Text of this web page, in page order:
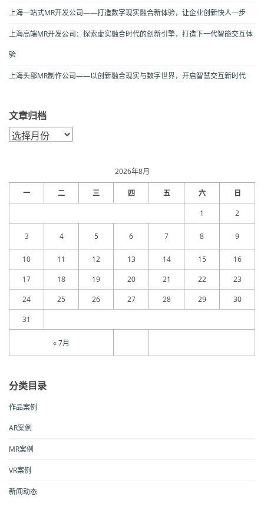
上海一站式MR开发公司——打造数字现实融合新体验，让企业创新快人一步
上海高端MR开发公司：探索虚实融合时代的创新引擎，打造下一代智能交互体
验
上海头部MR制作公司——以创新融合现实与数字世界，开启智慧交互新时代
文章归档
文
章
2026年8月
一 二 三 四 五 六 日
« 7月
1 2
3 4 5 6 7 8 9
10 11 12 13 14 15
16
17
18 19 20 21 22
23
24
25 26 27 28 29
30
31
分类目录
作品案例
AR案例
MR案例
VR案例
新闻动态